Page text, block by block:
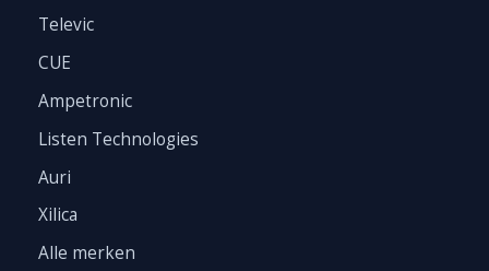
Televic
CUE
Ampetronic
Listen Technologies
Auri
Xilica
Alle merken